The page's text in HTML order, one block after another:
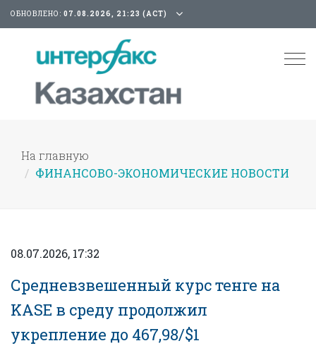
ОБНОВЛЕНО: 07.08.2026, 21:23 (АСТ)
На главную
ФИНАНСОВО-ЭКОНОМИЧЕСКИЕ НОВОСТИ
08.07.2026, 17:32
Средневзвешенный курс тенге на
KASE в среду продолжил
укрепление до 467,98/$1